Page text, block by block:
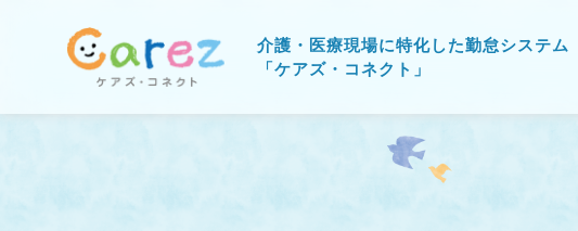
介護・医療現場に特化した勤怠システム
「ケアズ・コネクト」